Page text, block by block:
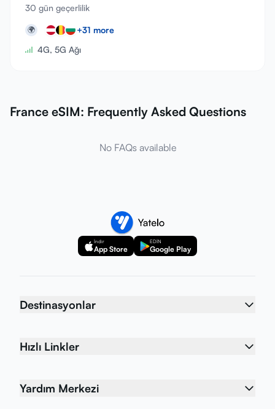
30 gün geçerlilik
🌍 +31 more
4G, 5G Ağı
France eSIM: Frequently Asked Questions
No FAQs available
İndir
App Store
EDİN
Google Play
Destinasyonlar
Hızlı Linkler
Yardım Merkezi